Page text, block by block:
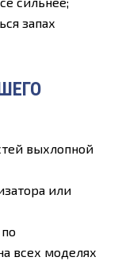
запах
выхлопной
или
всех моделях